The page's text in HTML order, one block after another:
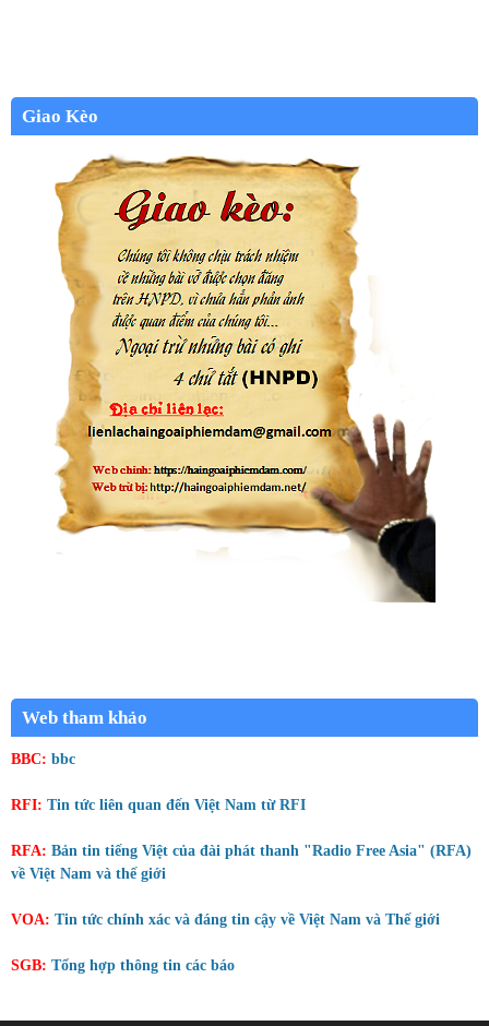
Giao Kèo
Web tham khảo
BBC: bbc
RFI: Tin tức liên quan đến Việt Nam từ RFI
RFA: Bản tin tiếng Việt của đài phát thanh "Radio Free Asia" (RFA)
về Việt Nam và thế giới
VOA: Tin tức chính xác và đáng tin cậy về Việt Nam và Thế giới
SGB: Tổng hợp thông tin các báo